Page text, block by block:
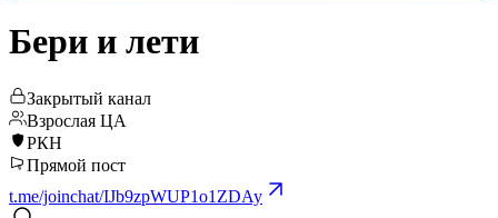
Бери и лети
Закрытый канал
Взрослая ЦА
РКН
Прямой пост
t.me/joinchat/IJb9zpWUP1o1ZDAy